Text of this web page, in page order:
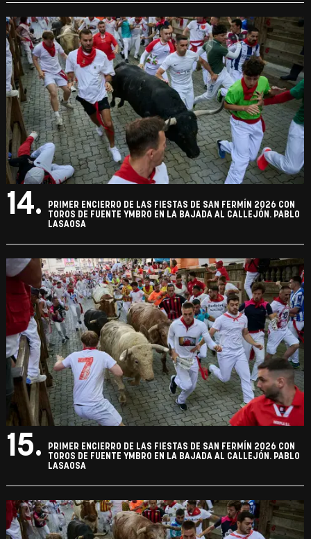
14.
PRIMER ENCIERRO DE LAS FIESTAS DE SAN FERMÍN 2026 CON
TOROS DE FUENTE YMBRO EN LA BAJADA AL CALLEJÓN. PABLO
LASAOSA
15.
PRIMER ENCIERRO DE LAS FIESTAS DE SAN FERMÍN 2026 CON
TOROS DE FUENTE YMBRO EN LA BAJADA AL CALLEJÓN. PABLO
LASAOSA